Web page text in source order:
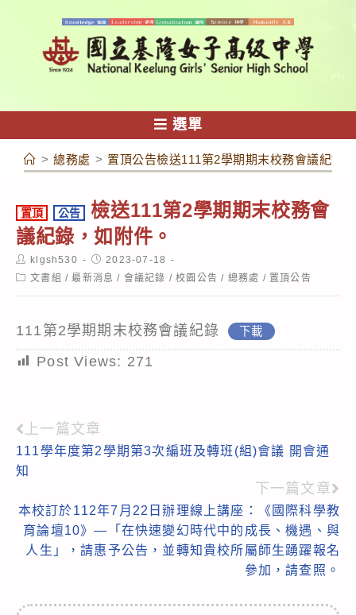
容
選單
> 總務處 > 置頂公告檢送111第2學期期末校務會議紀錄
置頂 公告
檢送111第2學期期末校務會
議紀錄，如附件。
Post
author:
klgsh530
Post
published:
2023-07-18
Post文書組 / 最新消息 / 會議記錄 / 校園公告 / 總務處 / 置頂公告
111第2學期期末校務會議紀錄 下載
Post Views: 271
Read
more
上一篇文章
111學年度第2學期第3次編班及轉班(組)會議 開會通
知
下一篇文章
本校訂於112年7月22日辦理線上講座：《國際科學教
育論壇10》—「在快速變幻時代中的成長、機遇、與
人生」，請惠予公告，並轉知貴校所屬師生踴躍報名
參加，請查照。